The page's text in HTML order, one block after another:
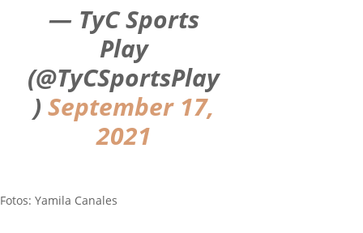
— TyC Sports
Play
(@TyCSportsPlay
)September 17,
2021
Fotos: Yamila Canales